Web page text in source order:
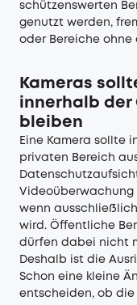
schützenswerten
genutzt werden,
oder Bereiche ohne
Kameras
innerhalb der
bleiben
Eine Kamera sollte
privaten Bereich
Videoüberwachung
wenn
wird. Öffentliche
dürfen dabei nicht
Deshalb ist die
Schon eine kleine
entscheiden, ob die